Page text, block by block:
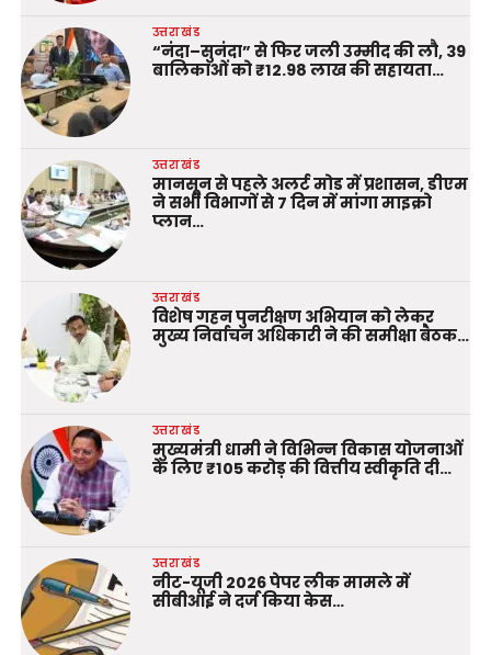
उत्तराखंड
“नंदा–सुनंदा” से फिर जली उम्मीद की लौ, 39
बालिकाओं को ₹12.98 लाख की सहायता…
उत्तराखंड
मानसून से पहले अलर्ट मोड में प्रशासन, डीएम
ने सभी विभागों से 7 दिन में मांगा माइक्रो
प्लान…
उत्तराखंड
विशेष गहन पुनरीक्षण अभियान को लेकर
मुख्य निर्वाचन अधिकारी ने की समीक्षा बैठक…
उत्तराखंड
मुख्यमंत्री धामी ने विभिन्न विकास योजनाओं
के लिए ₹105 करोड़ की वित्तीय स्वीकृति दी…
उत्तराखंड
नीट-यूजी 2026 पेपर लीक मामले में
सीबीआई ने दर्ज किया केस…